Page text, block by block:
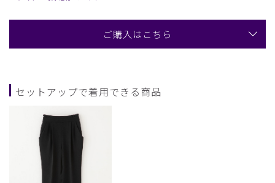
ご購入はこちら
セットアップで着用できる商品